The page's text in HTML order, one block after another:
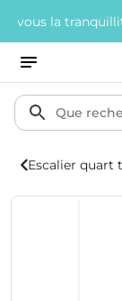
tranquillité
Escalier quart